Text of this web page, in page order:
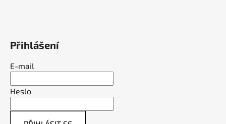
Přihlášení
E-mail
Heslo